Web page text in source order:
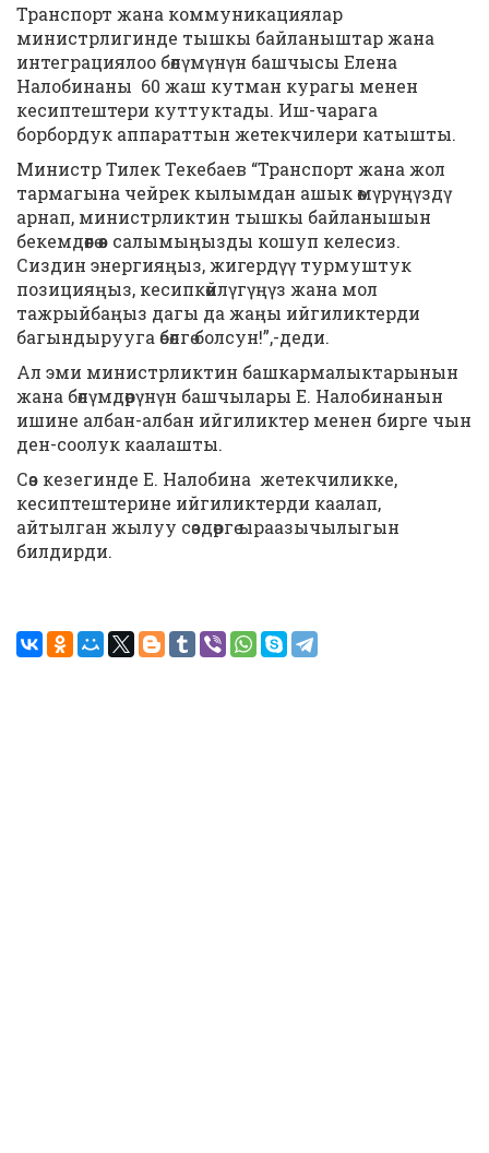
Транспорт жана коммуникациялар
министрлигинде тышкы байланыштар жана
интеграциялоо бөлүмүнүн башчысы Елена
Налобинаны 60 жаш кутман курагы менен
кесиптештери куттуктады. Иш-чарага
борбордук аппараттын жетекчилери катышты.
Министр Тилек Текебаев “Транспорт жана жол
тармагына чейрек кылымдан ашык өмүрүңүздү
арнап, министрликтин тышкы байланышын
бекемдөөгө өз салымыңызды кошуп келесиз.
Сиздин энергияңыз, жигердүү турмуштук
позицияңыз, кесипкөйлүгүңүз жана мол
тажрыйбаңыз дагы да жаңы ийгиликтерди
багындырууга өбөлгө болсун!”,-деди.
Ал эми министрликтин башкармалыктарынын
жана бөлүмдөрүнүн башчылары Е. Налобинанын
ишине албан-албан ийгиликтер менен бирге чын
ден-соолук каалашты.
Сөз кезегинде Е. Налобина жетекчиликке,
кесиптештерине ийгиликтерди каалап,
айтылган жылуу сөздөргө ыраазычылыгын
билдирди.